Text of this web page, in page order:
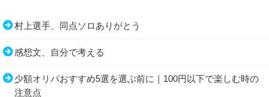
村上選手、同点ソロありがとう
感想文、自分で考える
少額オリパおすすめ5選を選ぶ前に｜100円以下で楽しむ時の
注意点